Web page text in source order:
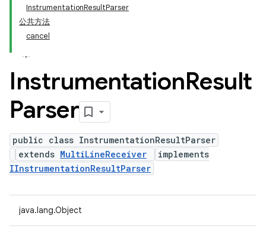
InstrumentationResultParser
公共方法
cancel
InstrumentationResult
Parser
public class InstrumentationResultParser
extends MultiLineReceiver
implements
IInstrumentationResultParser
java.lang.Object